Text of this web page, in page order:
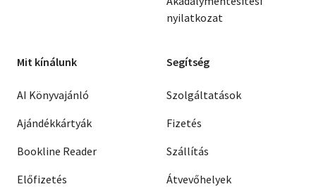
nyilatkozat
Mit kínálunk
AI Könyvajánló
Ajándékkártyák
Bookline Reader
Előfizetés
Segítség
Szolgáltatások
Fizetés
Szállítás
Átvevőhelyek